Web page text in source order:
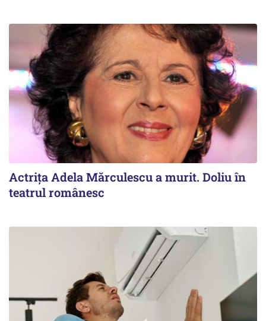
Actrița Adela Mărculescu a murit. Doliu în
teatrul românesc